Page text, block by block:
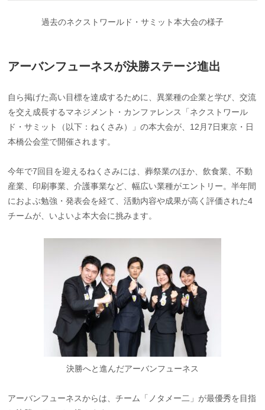
過去のネクストワールド・サミット本大会の様子
アーバンフューネスが決勝ステージ進出
自ら掲げた高い目標を達成するために、異業種の企業と学び、交流
を交え成長するマネジメント・カンファレンス「ネクストワール
ド・サミット（以下：ねくさみ）」の本大会が、12月7日東京・日
本橋公会堂で開催されます。
今年で7回目を迎えるねくさみには、葬祭業のほか、飲食業、不動
産業、印刷事業、介護事業など、幅広い業種がエントリー。半年間
におよぶ勉強・発表会を経て、活動内容や成果が高く評価された4
チームが、いよいよ本大会に挑みます。
決勝へと進んだアーバンフューネス
アーバンフューネスからは、チーム「ノタメー二」が最優秀を目指